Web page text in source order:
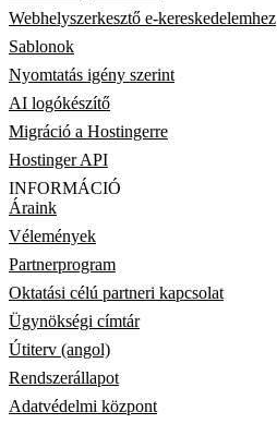
Webhelyszerkesztő e-kereskedelemhez
Sablonok
Nyomtatás igény szerint
AI logókészítő
Migráció a Hostingerre
Hostinger API
INFORMÁCIÓ
Áraink
Vélemények
Partnerprogram
Oktatási célú partneri kapcsolat
Ügynökségi címtár
Útiterv (angol)
Rendszerállapot
Adatvédelmi központ